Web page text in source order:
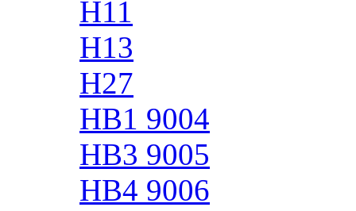
H11
H13
H27
HB1 9004
HB3 9005
HB4 9006